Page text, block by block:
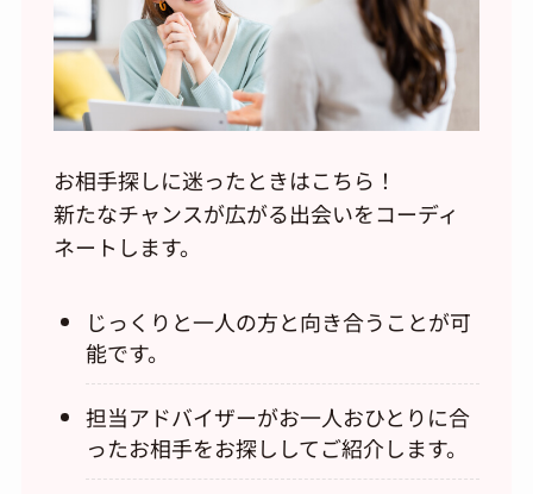
お相手探しに迷ったときはこちら！
新たなチャンスが広がる出会いをコーディ
ネートします。
じっくりと一人の方と向き合うことが可
能です。
担当アドバイザーがお一人おひとりに合
ったお相手をお探ししてご紹介します。